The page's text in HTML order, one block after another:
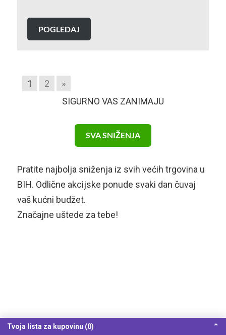
POGLEDAJ
1 2
»
SIGURNO VAS ZANIMAJU
SVA SNIŽENJA
Pratite najbolja sniženja iz svih većih trgovina u
BIH. Odlične akcijske ponude svaki dan čuvaj
vaš kućni budžet.
Značajne uštede za tebe!
Tvoja lista za kupovinu (0) ⌃